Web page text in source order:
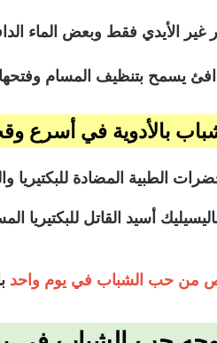
غير الأيدي فقط وبعض الماء
يسمح بتنظيف المسام
الطبية المضادة للبكتيريا
أسيد القاتل للبكتيريا
من حب الشباب في يوم واحد